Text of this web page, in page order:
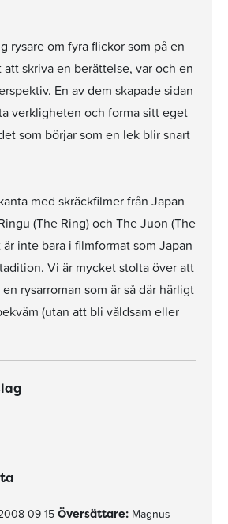
rysare om fyra flickor som på en
att skriva en berättelse, var och en
En av dem skapade sidan
verkligheten och forma sitt eget
som börjar som en lek blir snart
med skräckfilmer från Japan
(The Ring) och The Juon (The
inte bara i filmformat som Japan
Vi är mycket stolta över att
rysarroman som är så där härligt
(utan att bli våldsam eller
09-15 Översättare: Magnus